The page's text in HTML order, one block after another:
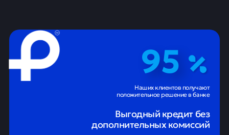
95
Наших клиентов получают
положительное решение в банке
Выгодный кредит без
дополнительных комиссий